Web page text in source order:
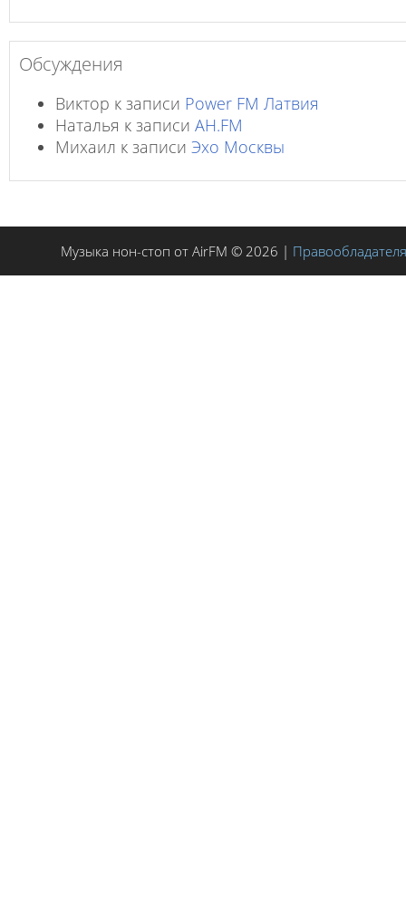
Обсуждения
Виктор к записи Power FM Латвия
Наталья к записи AH.FM
Михаил к записи Эхо Москвы
Музыка нон-стоп от AirFM © 2026 |